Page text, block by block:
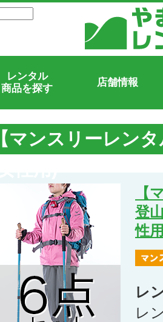
レンタル
商品を探す
店舗情報
【マンスリーレン
【
登
性
レ
レ